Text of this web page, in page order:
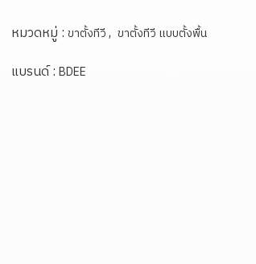
หมวดหมู่ : ขาตั้งทีวี, ขาตั้งทีวี แบบตั้งพื้น
แบรนด์ : BDEE